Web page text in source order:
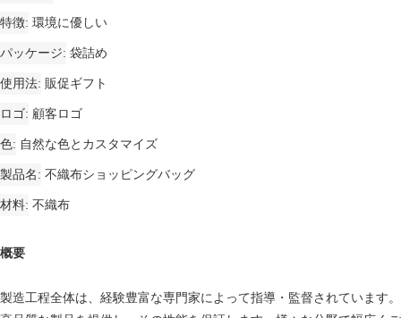
特徴 環境に優しい
パッケージ 袋詰め
使用法 販促ギフト
ロゴ 顧客ロゴ
色 自然な色とカスタマイズ
製品名 不織布ショッピングバッグ
材料 不織布
概要
製造工程全体は、経験豊富な専門家によって指導・監督されています。